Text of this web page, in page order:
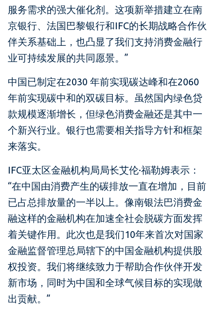
服务需求的强大催化剂。这项新举措建立在南
京银行、法国巴黎银行和IFC的长期战略合作伙
伴关系基础上，也凸显了我们支持消费金融行
业可持续发展的共同愿景。”
中国已制定在2030 年前实现碳达峰和在2060
年前实现碳中和的双碳目标。虽然国内绿色贷
款规模逐渐增长，但绿色消费金融还是其中一
个新兴行业。银行也需要相关指导方针和框架
来落实。
IFC亚太区金融机构局局长艾伦·福勒姆表示：
“在中国由消费产生的碳排放一直在增加，目前
已占总排放量的一半以上。像南银法巴消费金
融这样的金融机构在加速全社会脱碳方面发挥
着关键作用。此次也是我们10年来首次对国家
金融监督管理总局辖下的中国金融机构提供股
权投资。我们将继续致力于帮助合作伙伴开发
新市场，同时为中国和全球气候目标的实现做
出贡献。”